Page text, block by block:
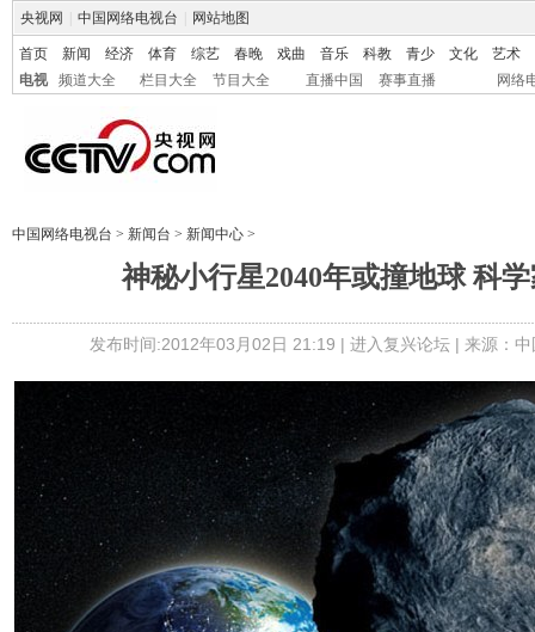
央视网 中国网络电视台 网站地图
首页 新闻 经济 体育 综艺 春晚 戏曲 音乐 科教 青少 文化
艺术
电视
频道大全 栏目大全 节目大全 直播中国 赛事直播 网络
中国网络电视台 > 新闻台 > 新闻中心 >
神秘小行星2040年或撞地球 科
发布时间:2012年03月02日 21:19 | 进入复兴论坛| 来源：